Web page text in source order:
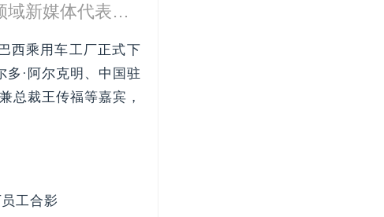
知名KOL车叔领衔打造，让你成为懂车帝！汽车领域新媒体代表，分享汽车知识，购车秘籍，选购技巧，行业**，热点事件。精选内容，独到观点，深度评论！
西乘用车工厂正式下
·阿尔克明、中国驻
总裁王传福等嘉宾，
工合影